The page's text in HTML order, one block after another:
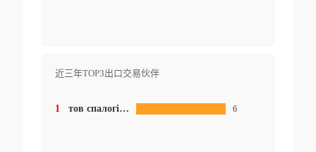
近三年TOP3出口交易伙伴
1 тов спалогія 03058 м київ вул машинoбудівна 50 6